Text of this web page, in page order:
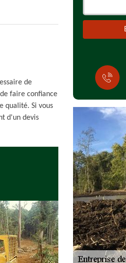
de
faire confiance
qualité. Si vous
d'un devis